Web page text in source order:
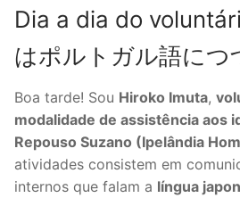
Dia a dia do
はポルトガル語につ
Boa tarde! Sou Hiroko Imuta,
modalidade de assistência aos
Repouso Suzano (Ipelândia
atividades consistem em
internos que falam a língua